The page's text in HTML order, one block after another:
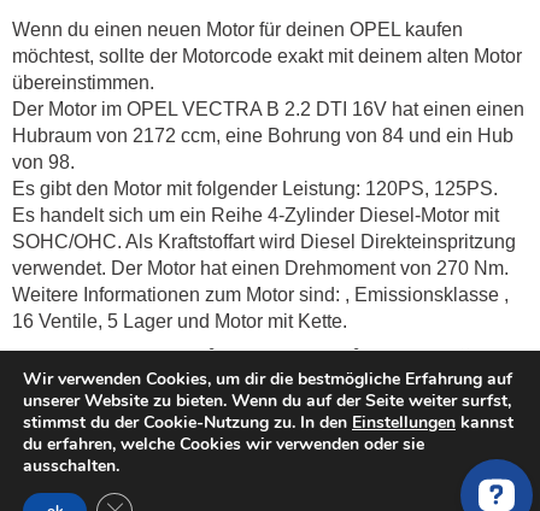
Wenn du einen neuen Motor für deinen OPEL kaufen
möchtest, sollte der Motorcode exakt mit deinem alten Motor
übereinstimmen.
Der Motor im OPEL VECTRA B 2.2 DTI 16V hat einen einen
Hubraum von 2172 ccm, eine Bohrung von 84 und ein Hub
von 98.
Es gibt den Motor mit folgender Leistung: 120PS, 125PS.
Es handelt sich um ein Reihe 4-Zylinder Diesel-Motor mit
SOHC/OHC. Als Kraftstoffart wird Diesel Direkteinspritzung
verwendet. Der Motor hat einen Drehmoment von 270 Nm.
Weitere Informationen zum Motor sind: , Emissionsklasse ,
16 Ventile, 5 Lager und Motor mit Kette.
Kosten & Preise vergleichen für
gebrauchte, überholte und neue
Austauschmotoren für ein OPEL
VECTRA B 2.2 DTI 16V
Wir verwenden Cookies, um dir die bestmögliche Erfahrung auf
unserer Website zu bieten. Wenn du auf der Seite weiter surfst,
stimmst du der Cookie-Nutzung zu. In den Einstellungen kannst
du erfahren, welche Cookies wir verwenden oder sie
ausschalten.
GDPR Cookie-Banner schließen